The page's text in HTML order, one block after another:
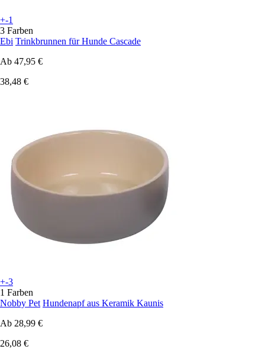
+-1
3 Farben
Ebi Trinkbrunnen für Hunde Cascade
Ab 47,95 €
38,48 €
+-3
1 Farben
Nobby Pet Hundenapf aus Keramik Kaunis
Ab 28,99 €
26,08 €